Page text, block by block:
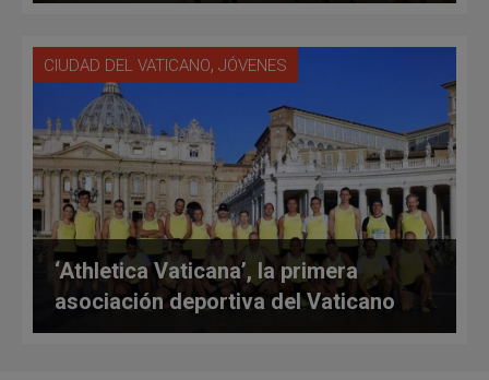
CIUDAD DEL VATICANO, JÓVENES
‘Athletica Vaticana’, la primera
asociación deportiva del Vaticano